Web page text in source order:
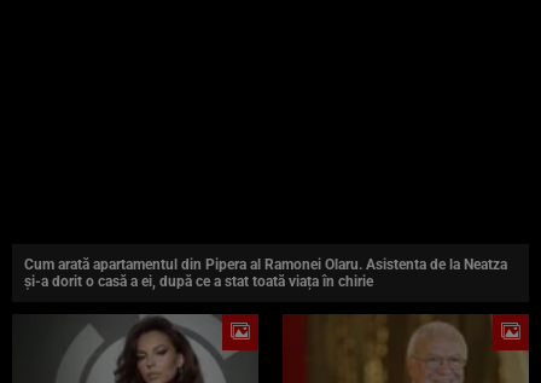
Cum arată apartamentul din Pipera al Ramonei Olaru. Asistenta de la Neatza
și-a dorit o casă a ei, după ce a stat toată viața în chirie